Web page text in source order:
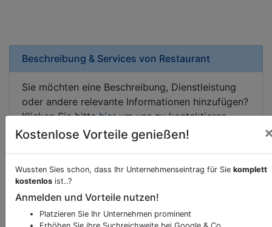
Beschreibung & Services von Restaurant
Sie möchten eine Beschreibung, Dienstleistung
oder andere relevante Informationen hinzufügen?
Klicken Sie bittehierum uns zu kontaktieren.
Gerne erweitern wir Ihren Firmeneintrag um
Sonderangebote odere besondere Services, die
Ihren Wettbewerbern abheben.
Kostenlose Vorteile genießen!
Wussten Sies schon, dass Ihr Unternehmenseintrag für Sie komplett
kostenlos ist..?
Anmelden und Vorteile nutzen!
Platzieren Sie Ihr Unternehmen prominent
Erhöhen Sie ihre Suchreichweite bei Google & Co.